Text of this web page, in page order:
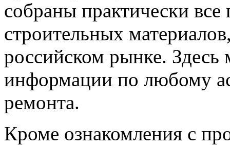
собраны практически
строительных
российском рынке.
информации по любому
ремонта.
Кроме ознакомления с